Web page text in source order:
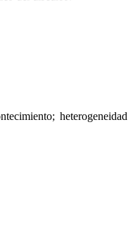
heterogeneidad